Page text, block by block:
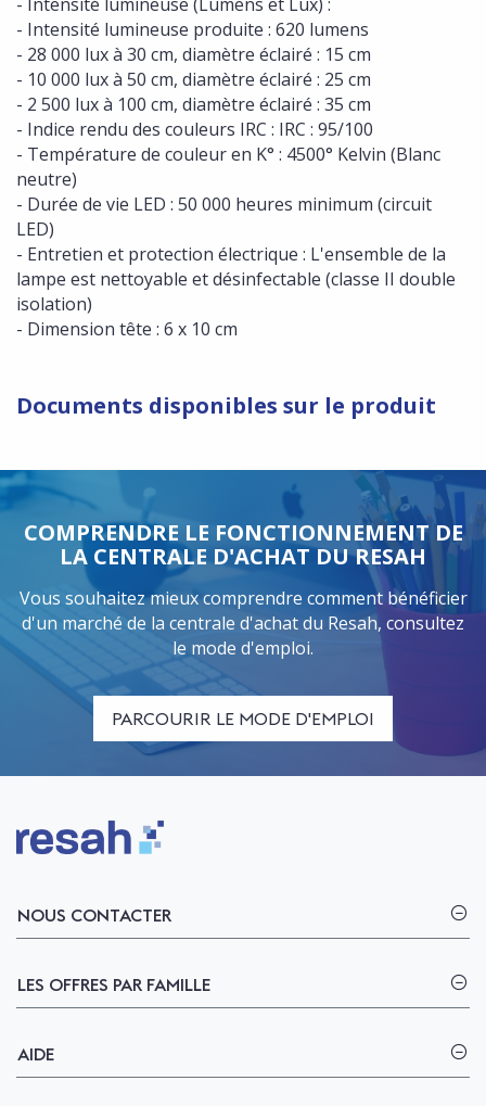
- Intensité lumineuse produite : 620 lumens
- 28 000 lux à 30 cm, diamètre éclairé : 15 cm
- 10 000 lux à 50 cm, diamètre éclairé : 25 cm
- 2 500 lux à 100 cm, diamètre éclairé : 35 cm
- Indice rendu des couleurs IRC : IRC : 95/100
- Température de couleur en K° : 4500° Kelvin (Blanc
neutre)
- Durée de vie LED : 50 000 heures minimum (circuit
LED)
- Entretien et protection électrique : L'ensemble de la
lampe est nettoyable et désinfectable (classe II double
isolation)
- Dimension tête : 6 x 10 cm
Documents disponibles sur le produit
COMPRENDRE LE FONCTIONNEMENT DE
LA CENTRALE D'ACHAT DU RESAH
Vous souhaitez mieux comprendre comment bénéficier
d'un marché de la centrale d'achat du Resah, consultez
le mode d'emploi.
PARCOURIR LE MODE D'EMPLOI
Logo Resah
NOUS CONTACTER
LES OFFRES PAR FAMILLE
AIDE